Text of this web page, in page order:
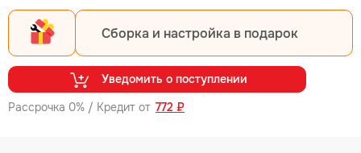
Рассрочка 0% / Кредит от 772 ₽
Сборка и настройка в подарок
Уведомить о поступлении